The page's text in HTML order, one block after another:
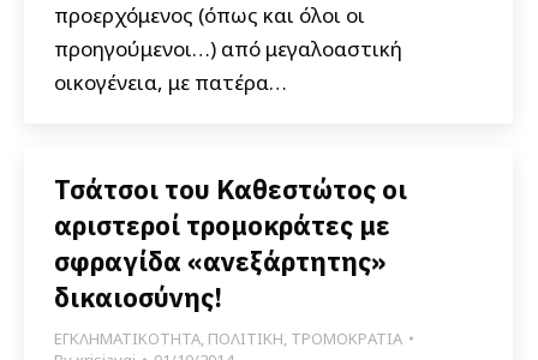
προερχόμενος (όπως και όλοι οι
προηγούμενοι…) από μεγαλοαστική
οικογένεια, με πατέρα…
Τσάτσοι του Καθεστώτος οι
αριστεροί τρομοκράτες με
σφραγίδα «ανεξάρτητης»
δικαιοσύνης!
ΕΓΚΛΗΜΑΤΙΚΟΤΗΤΑ, ΠΟΛΙΤΙΚΗ, ΤΡΟΜΟΚΡΑΤΙΑ